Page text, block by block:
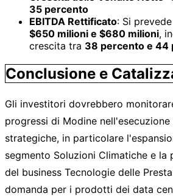
35 percento
EBITDA Rettificato: Si
$650 milioni e $680 milioni,
crescita tra 38 percento e 44
Conclusione e
Gli investitori dovrebbero
progressi di Modine
strategiche, in particolare
segmento Soluzioni Climatiche e la
del business Tecnologie delle
domanda per i prodotti dei data